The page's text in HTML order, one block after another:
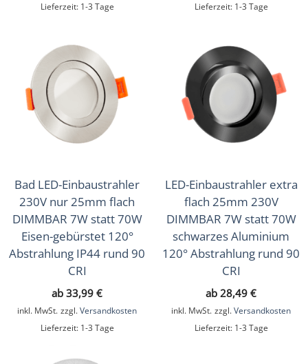
Lieferzeit: 1-3 Tage
Lieferzeit: 1-3 Tage
Bad LED-Einbaustrahler
230V nur 25mm flach
DIMMBAR 7W statt 70W
Eisen-gebürstet 120°
Abstrahlung IP44 rund 90
CRI
ab 33,99 €
inkl. MwSt. zzgl. Versandkosten
Lieferzeit: 1-3 Tage
LED-Einbaustrahler extra
flach 25mm 230V
DIMMBAR 7W statt 70W
schwarzes Aluminium
120° Abstrahlung rund 90
CRI
ab 28,49 €
inkl. MwSt. zzgl. Versandkosten
Lieferzeit: 1-3 Tage